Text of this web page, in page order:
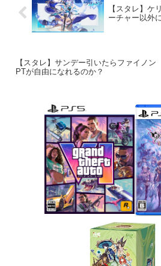
【スタレ】ケ
ーチャー以外
【スタレ】サンデー引いたらファイノン
PTが自由になれるのか？